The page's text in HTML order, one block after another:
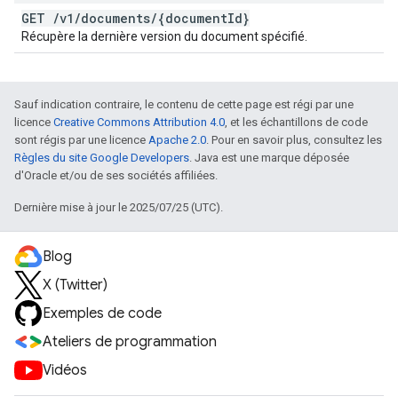
GET /v1 /documents/{documentId}
Récupère la dernière version du document spécifié.
Sauf indication contraire, le contenu de cette page est régi par une
licence Creative Commons Attribution 4.0, et les échantillons de code
sont régis par une licence Apache 2.0. Pour en savoir plus, consultez les
Règles du site Google Developers. Java est une marque déposée
d'Oracle et/ou de ses sociétés affiliées.
Dernière mise à jour le 2025/07/25 (UTC).
Blog
X (Twitter)
Exemples de code
Ateliers de programmation
Vidéos